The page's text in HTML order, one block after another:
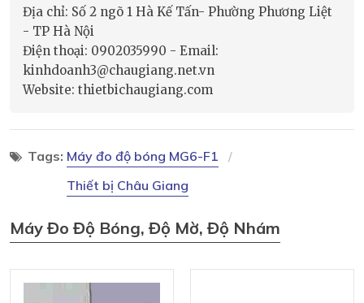
Địa chỉ: Số 2 ngõ 1 Hà Kế Tấn- Phường Phương Liệt
- TP Hà Nội
Điện thoại: 0902035990 - Email:
kinhdoanh3@chaugiang.net.vn
Website: thietbichaugiang.com
Tags: Máy đo độ bóng MG6-F1
Thiết bị Châu Giang
Máy Đo Độ Bóng, Độ Mờ, Độ Nhám